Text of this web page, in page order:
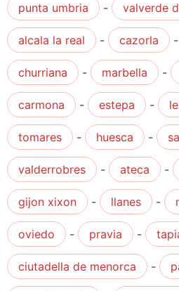
punta umbria - valverde
alcala la real - cazorla -
churriana - marbella -
carmona - estepa -
tomares - huesca -
valderrobres - ateca -
gijon xixon - llanes -
oviedo - pravia -
ciutadella de menorca -